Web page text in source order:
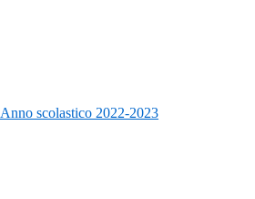
Anno scolastico 2022-2023